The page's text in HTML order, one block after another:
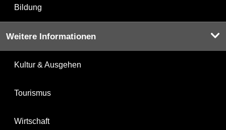
Bildung
Weitere Informationen
Kultur & Ausgehen
Tourismus
Wirtschaft